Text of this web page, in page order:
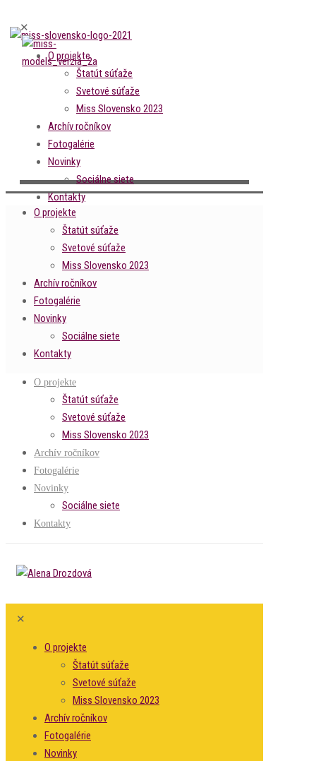
✕
O projekte
Štatút súťaže
Svetové súťaže
Miss Slovensko 2023
Archív ročníkov
Fotogalérie
Novinky
Sociálne siete
Kontakty
O projekte
Štatút súťaže
Svetové súťaže
Miss Slovensko 2023
Archív ročníkov
Fotogalérie
Novinky
Sociálne siete
Kontakty
O projekte
Štatút súťaže
Svetové súťaže
Miss Slovensko 2023
Archív ročníkov
Fotogalérie
Novinky
Sociálne siete
Kontakty
✕
O projekte
Štatút súťaže
Svetové súťaže
Miss Slovensko 2023
Archív ročníkov
Fotogalérie
Novinky